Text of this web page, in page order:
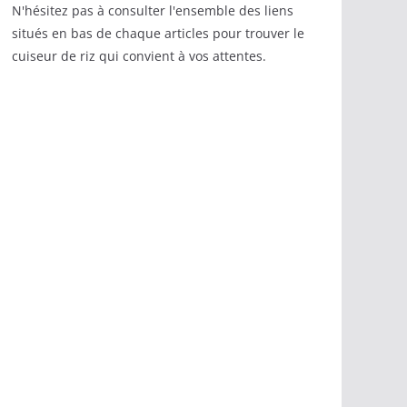
N'hésitez pas à consulter l'ensemble des liens
situés en bas de chaque articles pour trouver le
cuiseur de riz qui convient à vos attentes.